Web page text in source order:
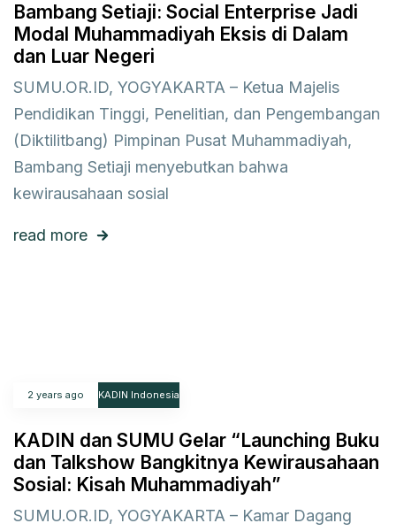
Bambang Setiaji: Social Enterprise Jadi
Modal Muhammadiyah Eksis di Dalam
dan Luar Negeri
SUMU.OR.ID, YOGYAKARTA – Ketua Majelis
Pendidikan Tinggi, Penelitian, dan Pengembangan
(Diktilitbang) Pimpinan Pusat Muhammadiyah,
Bambang Setiaji menyebutkan bahwa
kewirausahaan sosial
read more
2 years ago KADIN Indonesia
KADIN dan SUMU Gelar “Launching Buku
dan Talkshow Bangkitnya Kewirausahaan
Sosial: Kisah Muhammadiyah”
SUMU.OR.ID, YOGYAKARTA – Kamar Dagang